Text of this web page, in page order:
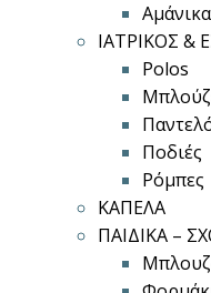
Αμάνικα
ΙΑΤΡΙΚΟΣ &
Polos
Ποδιές
Ρόμπες
ΚΑΠΕΛΑ
ΠΑΙΔΙΚΑ –